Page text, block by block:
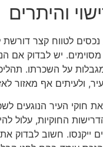
והיתרים
נכסים לטווח קצר דורשת
מסוימים. יש לבדוק אם
על השכרתו.
ולעיתים אף מאזור
חוקי העיר הנוגעים
החוקיות, עלול
ייקנסו. חשוב לבדוק